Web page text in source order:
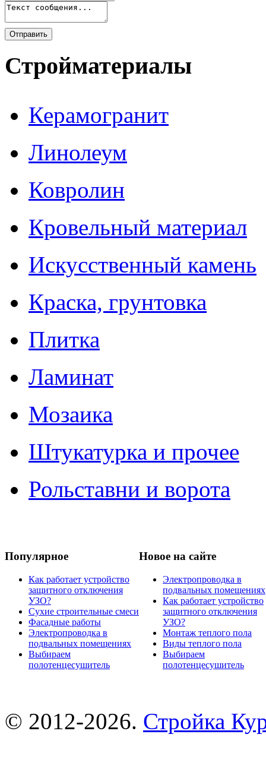
Стройматериалы
Керамогранит
Линолеум
Ковролин
Кровельный материал
Искусственный камень
Краска, грунтовка
Плитка
Ламинат
Мозаика
Штукатурка и прочее
Рольставни и ворота
Популярное
Как работает устройство
защитного отключения
УЗО?
Сухие строительные смеси
Фасадные работы
Электропроводка в
подвальных помещениях
Выбираем
полотенцесушитель
Новое на сайте
Электропроводка в
подвальных помещениях
Как работает устройство
защитного отключения
УЗО?
Монтаж теплого пола
Виды теплого пола
Выбираем
полотенцесушитель
© 2012-2026. Стройка